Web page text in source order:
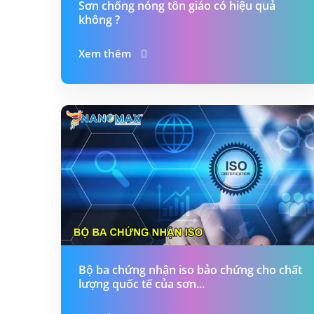
Sơn chống nóng tôn giáo có hiệu quả
không ?
Xem thêm
Bộ ba chứng nhận iso bảo chứng cho chất
lượng quốc tế của sơn...